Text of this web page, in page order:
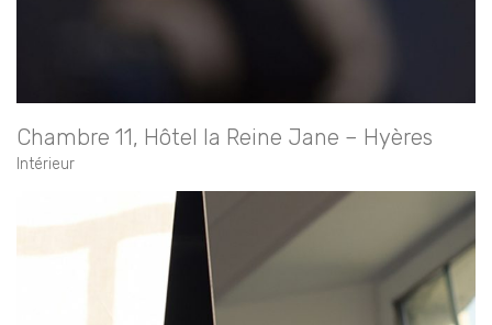
Chambre 11, Hôtel la Reine Jane – Hyères
Intérieur